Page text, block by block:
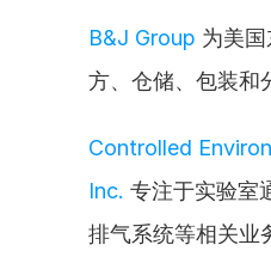
B&J Group 为美
方、仓储、包装和
Controlled
Inc. 专注于实验室
排气系统等相关业